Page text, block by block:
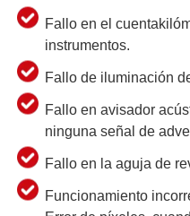
Fallo en el
instrumentos.
Fallo de iluminación
Fallo en avisador
ninguna señal de
Fallo en la aguja de
Funcionamiento